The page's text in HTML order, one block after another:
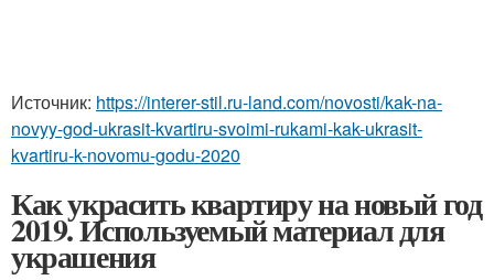
Источник: https://interer-stil.ru-land.com/novosti/kak-na-
novyy-god-ukrasit-kvartiru-svoimi-rukami-kak-ukrasit-
kvartiru-k-novomu-godu-2020
Как украсить квартиру на новый год
2019. Используемый материал для
украшения